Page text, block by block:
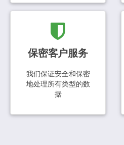
保密客户服务
我们保证安全和保密
地处理所有类型的数
据